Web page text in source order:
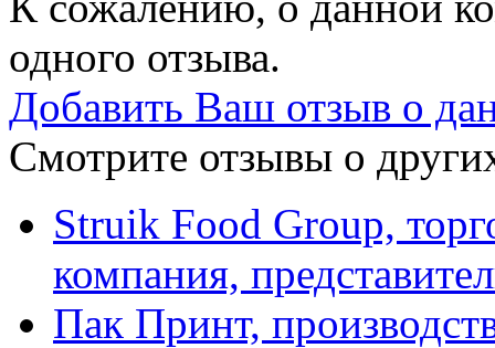
одного отзыва.
Добавить Ваш отзыв о
Смотрите отзывы о
Struik Food Group,
компания,
Пак Принт,